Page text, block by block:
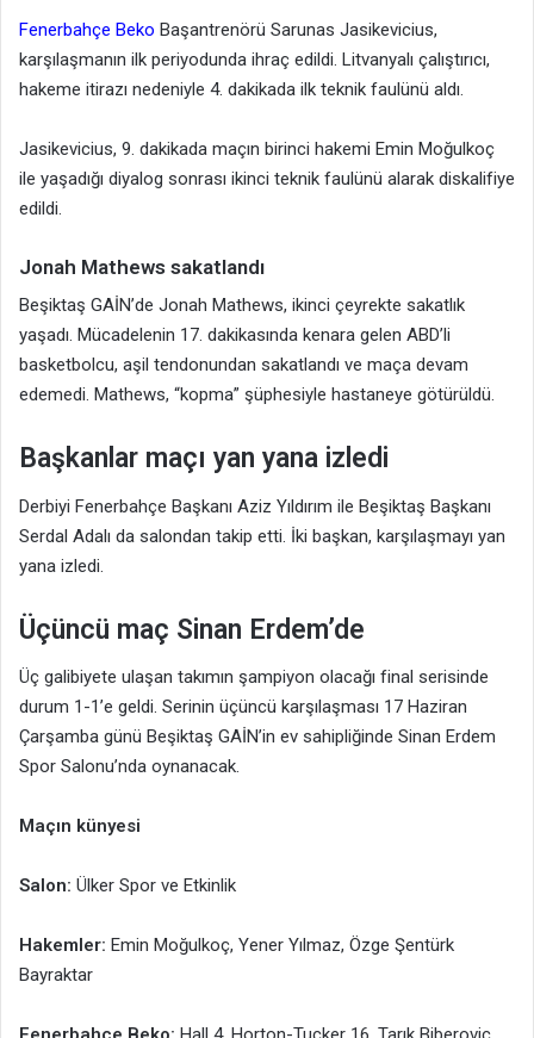
Fenerbahçe Beko Başantrenörü Sarunas Jasikevicius,
karşılaşmanın ilk periyodunda ihraç edildi. Litvanyalı çalıştırıcı,
hakeme itirazı nedeniyle 4. dakikada ilk teknik faulünü aldı.
Jasikevicius, 9. dakikada maçın birinci hakemi Emin Moğulkoç
ile yaşadığı diyalog sonrası ikinci teknik faulünü alarak diskalifiye
edildi.
Jonah Mathews sakatlandı
Beşiktaş GAİN’de Jonah Mathews, ikinci çeyrekte sakatlık
yaşadı. Mücadelenin 17. dakikasında kenara gelen ABD’li
basketbolcu, aşil tendonundan sakatlandı ve maça devam
edemedi. Mathews, “kopma” şüphesiyle hastaneye götürüldü.
Başkanlar maçı yan yana izledi
Derbiyi Fenerbahçe Başkanı Aziz Yıldırım ile Beşiktaş Başkanı
Serdal Adalı da salondan takip etti. İki başkan, karşılaşmayı yan
yana izledi.
Üçüncü maç Sinan Erdem’de
Üç galibiyete ulaşan takımın şampiyon olacağı final serisinde
durum 1-1’e geldi. Serinin üçüncü karşılaşması 17 Haziran
Çarşamba günü Beşiktaş GAİN’in ev sahipliğinde Sinan Erdem
Spor Salonu’nda oynanacak.
Maçın künyesi
Salon: Ülker Spor ve Etkinlik
Hakemler: Emin Moğulkoç, Yener Yılmaz, Özge Şentürk
Bayraktar